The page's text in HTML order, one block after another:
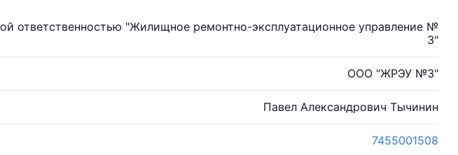
ответственностью "Жилищное ремонтно-эксплуатационное управление №
3"
ООО "ЖРЭУ №3"
Павел Александрович Тычинин
7455001508